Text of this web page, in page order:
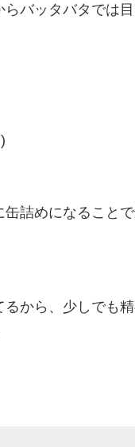
バッタバタでは
詰めになること
から、少しでも